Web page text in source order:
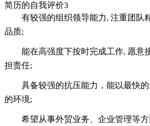
简历的自我评价3
有较强的组织领导能力, 注重团队
品质;
能在高强度下按时完成工作, 愿意
担责任;
具备较强的抗压能力，能以最快
的环境;
希望从事外贸业务、企业管理等方